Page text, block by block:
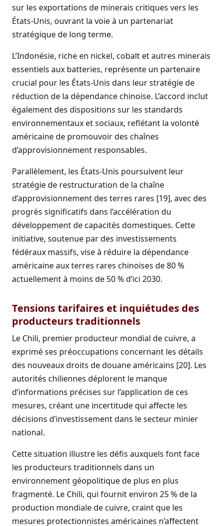
sur les exportations de minerais critiques vers les
États-Unis, ouvrant la voie à un partenariat
stratégique de long terme.
L’Indonésie, riche en nickel, cobalt et autres minerais
essentiels aux batteries, représente un partenaire
crucial pour les États-Unis dans leur stratégie de
réduction de la dépendance chinoise. L’accord inclut
également des dispositions sur les standards
environnementaux et sociaux, reflétant la volonté
américaine de promouvoir des chaînes
d’approvisionnement responsables.
Parallèlement, les États-Unis poursuivent leur
stratégie de restructuration de la chaîne
d’approvisionnement des terres rares [19], avec des
progrès significatifs dans l’accélération du
développement de capacités domestiques. Cette
initiative, soutenue par des investissements
fédéraux massifs, vise à réduire la dépendance
américaine aux terres rares chinoises de 80 %
actuellement à moins de 50 % d’ici 2030.
Tensions tarifaires et inquiétudes des
producteurs traditionnels
Le Chili, premier producteur mondial de cuivre, a
exprimé ses préoccupations concernant les détails
des nouveaux droits de douane américains [20]. Les
autorités chiliennes déplorent le manque
d’informations précises sur l’application de ces
mesures, créant une incertitude qui affecte les
décisions d’investissement dans le secteur minier
national.
Cette situation illustre les défis auxquels font face
les producteurs traditionnels dans un
environnement géopolitique de plus en plus
fragmenté. Le Chili, qui fournit environ 25 % de la
production mondiale de cuivre, craint que les
mesures protectionnistes américaines n’affectent